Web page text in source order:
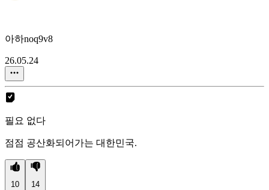
아하noq9v8
26.05.24
필요 없다
점점 공산화되어가는 대한민국.
10 14